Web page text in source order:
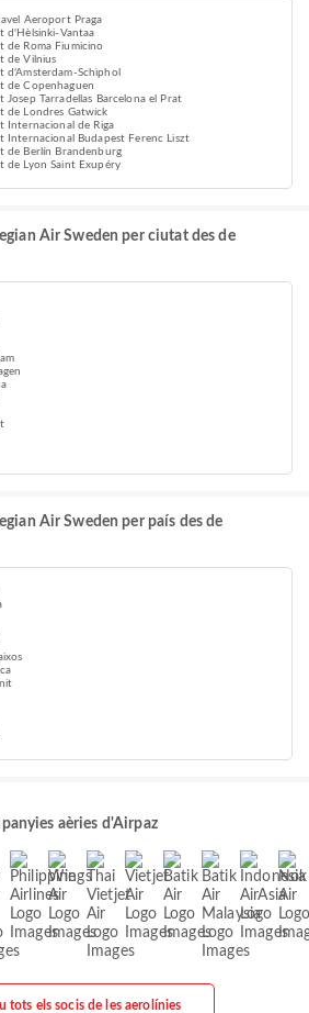
Aeroport Praga
d'Hèlsinki-Vantaa
de Roma Fiumicino
de Vilnius
d'Amsterdam-Schiphol
de Copenhaguen
Tarradellas Barcelona el Prat
de Londres Gatwick
Internacional de Riga
Internacional Budapest Ferenc Liszt
de Berlín Brandenburg
de Lyon Saint Exupéry
Air Sweden per ciutat des de
Air Sweden per país des de
aèries d'Airpaz
tots els socis de les aerolínies